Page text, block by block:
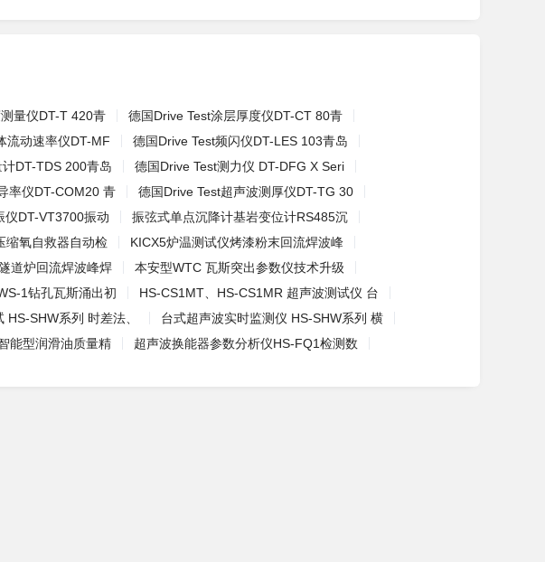
量仪DT-T 420青
德国Drive Test涂层厚度仪DT-CT 80青
流动速率仪DT-MF
德国Drive Test频闪仪DT-LES 103青岛
DT-TDS 200青岛
德国Drive Test测力仪 DT-DFG X Seri
率仪DT-COM20 青
德国Drive Test超声波测厚仪DT-TG 30
仪DT-VT3700振动
振弦式单点沉降计基岩变位计RS485沉
缩氧自救器自动检
KICX5炉温测试仪烤漆粉末回流焊波峰
道炉回流焊波峰焊
本安型WTC 瓦斯突出参数仪技术升级
1钻孔瓦斯涌出初
HS-CS1MT、HS-CS1MR 超声波测试仪 台
HS-SHW系列 时差法、
台式超声波实时监测仪 HS-SHW系列 横
能型润滑油质量精 超声波换能器参数分析仪HS-FQ1检测数